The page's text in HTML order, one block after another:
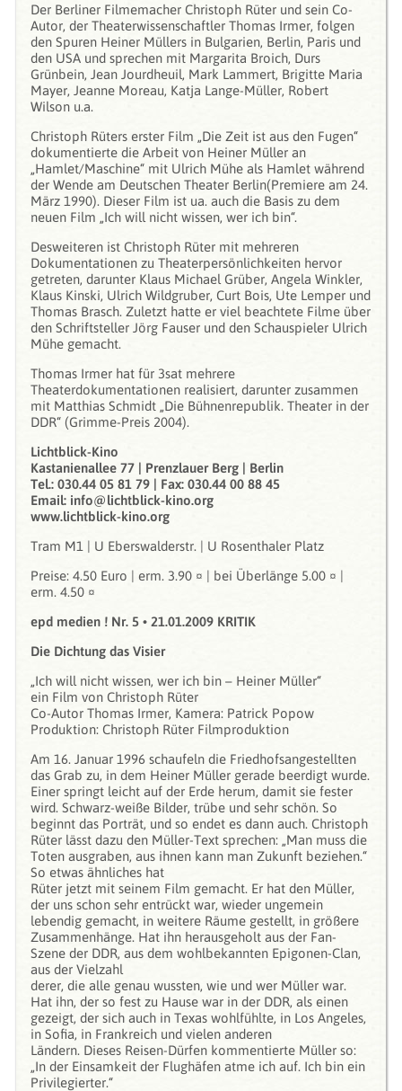
Der Berliner Filmemacher Christoph Rüter und sein Co-
Autor, der Theaterwissenschaftler Thomas Irmer, folgen
den Spuren Heiner Müllers in Bulgarien, Berlin, Paris und
den USA und sprechen mit Margarita Broich, Durs
Grünbein, Jean Jourdheuil, Mark Lammert, Brigitte Maria
Mayer, Jeanne Moreau, Katja Lange-Müller, Robert
Wilson u.a.
Christoph Rüters erster Film „Die Zeit ist aus den Fugen“
dokumentierte die Arbeit von Heiner Müller an
„Hamlet/Maschine“ mit Ulrich Mühe als Hamlet während
der Wende am Deutschen Theater Berlin(Premiere am 24.
März 1990). Dieser Film ist ua. auch die Basis zu dem
neuen Film „Ich will nicht wissen, wer ich bin“.
Desweiteren ist Christoph Rüter mit mehreren
Dokumentationen zu Theaterpersönlichkeiten hervor
getreten, darunter Klaus Michael Grüber, Angela Winkler,
Klaus Kinski, Ulrich Wildgruber, Curt Bois, Ute Lemper und
Thomas Brasch. Zuletzt hatte er viel beachtete Filme über
den Schriftsteller Jörg Fauser und den Schauspieler Ulrich
Mühe gemacht.
Thomas Irmer hat für 3sat mehrere
Theaterdokumentationen realisiert, darunter zusammen
mit Matthias Schmidt „Die Bühnenrepublik. Theater in der
DDR“ (Grimme-Preis 2004).
Lichtblick-Kino
Kastanienallee 77 | Prenzlauer Berg | Berlin
Tel.: 030.44 05 81 79 | Fax: 030.44 00 88 45
Email: info@lichtblick-kino.org
www.lichtblick-kino.org
Tram M1 | U Eberswalderstr. | U Rosenthaler Platz
Preise: 4.50 Euro | erm. 3.90 ¤ | bei Überlänge 5.00 ¤ |
erm. 4.50 ¤
epd medien ! Nr. 5 • 21.01.2009 KRITIK
Die Dichtung das Visier
„Ich will nicht wissen, wer ich bin – Heiner Müller“
ein Film von Christoph Rüter
Co-Autor Thomas Irmer, Kamera: Patrick Popow
Produktion: Christoph Rüter Filmproduktion
Am 16. Januar 1996 schaufeln die Friedhofsangestellten
das Grab zu, in dem Heiner Müller gerade beerdigt wurde.
Einer springt leicht auf der Erde herum, damit sie fester
wird. Schwarz-weiße Bilder, trübe und sehr schön. So
beginnt das Porträt, und so endet es dann auch. Christoph
Rüter lässt dazu den Müller-Text sprechen: „Man muss die
Toten ausgraben, aus ihnen kann man Zukunft beziehen.“
So etwas ähnliches hat
Rüter jetzt mit seinem Film gemacht. Er hat den Müller,
der uns schon sehr entrückt war, wieder ungemein
lebendig gemacht, in weitere Räume gestellt, in größere
Zusammenhänge. Hat ihn herausgeholt aus der Fan-
Szene der DDR, aus dem wohlbekannten Epigonen-Clan,
aus der Vielzahl
derer, die alle genau wussten, wie und wer Müller war.
Hat ihn, der so fest zu Hause war in der DDR, als einen
gezeigt, der sich auch in Texas wohlfühlte, in Los Angeles,
in Sofia, in Frankreich und vielen anderen
Ländern. Dieses Reisen-Dürfen kommentierte Müller so:
„In der Einsamkeit der Flughäfen atme ich auf. Ich bin ein
Privilegierter.“